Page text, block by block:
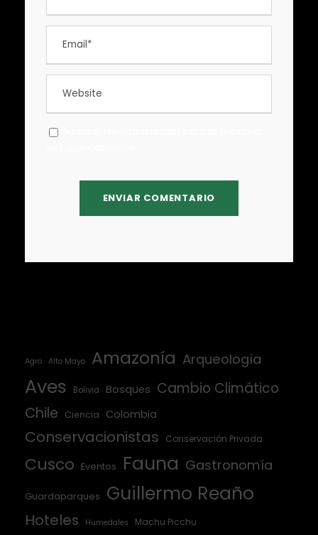
Agro Alto Mayo Amazonía Arqueología
Aves Bolivia Bosques Cambio Climático
Chile
Ciencia Colombia
Conservacionistas Conservación Privada
Cusco Eventos Fauna Gastronomía
Guardaparques Guillermo Reaño
Hoteles Humedales Machu Picchu